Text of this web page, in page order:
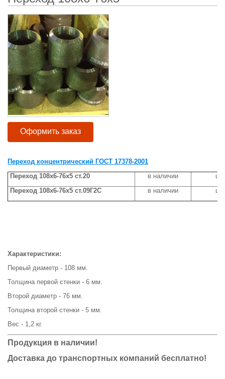
Оформить заказ
Переход концентрический ГОСТ 17378-2001
Переход 108х6-76х5 ст.20
в наличии
Переход 108х6-76х5 ст.09Г2С
в наличии
Характеристики:
Первый диаметр - 108 мм.
Толщина первой стенки - 6 мм.
Второй диаметр - 76 мм.
Толщина второй стенки - 5 мм.
Вес - 1,2 кг.
Продукция в наличии!
Доставка до транспортных компаний бесплатно!